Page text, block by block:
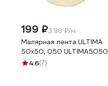
199 ₽3.98 ₽/м
Малярная лента ULTIMA
50x50, 050 ULTIMA5050
4.6(7)